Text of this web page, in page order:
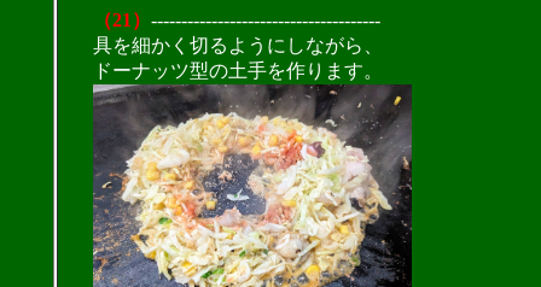
（21） --------------------------------------
具を細かく切るようにしながら、
ドーナッツ型の土手を作ります。